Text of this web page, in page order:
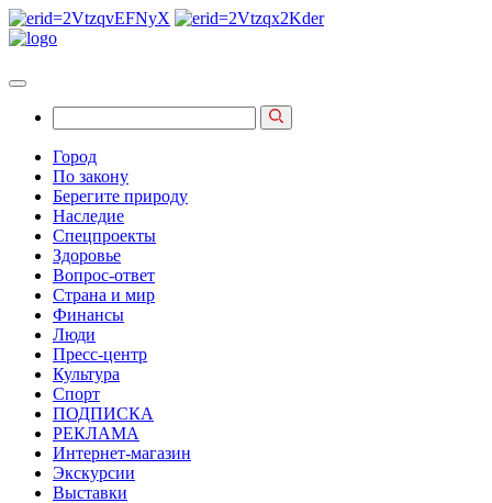
Город
По закону
Берегите природу
Наследие
Спецпроекты
Здоровье
Вопрос-ответ
Страна и мир
Финансы
Люди
Пресс-центр
Культура
Спорт
ПОДПИСКА
РЕКЛАМА
Интернет-магазин
Экскурсии
Выставки